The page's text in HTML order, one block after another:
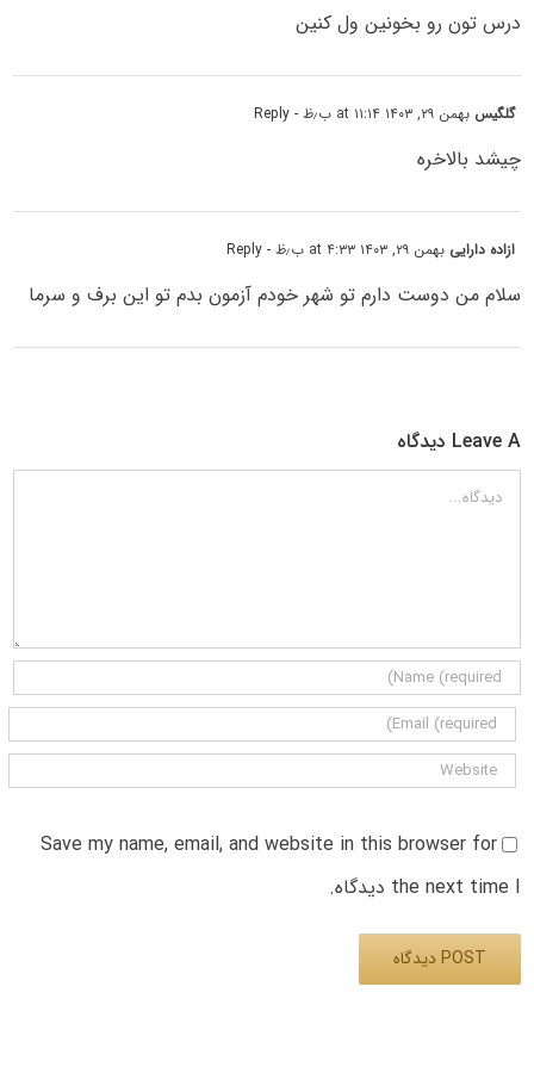
درس تون رو بخونین ول کنین
گلگیس بهمن ۲۹, ۱۴۰۳ at ۱۱:۱۴ ب٫ظ - Reply
چیشد بالاخره
ازاده دارایی بهمن ۲۹, ۱۴۰۳ at ۴:۳۳ ب٫ظ - Reply
سلام من دوست دارم تو شهر خودم آزمون بدم تو این برف و سرما
Leave A دیدگاه
دیدگاه
Save my name, email, and website in this browser for
the next time I دیدگاه.